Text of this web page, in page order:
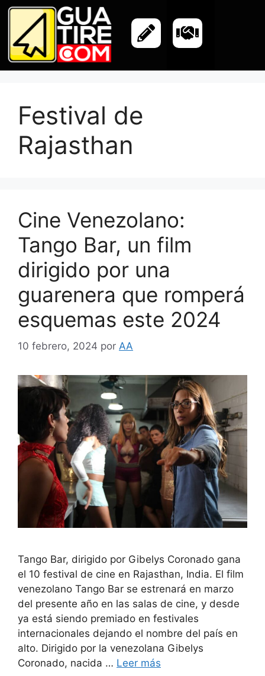
Festival de
Rajasthan
Cine Venezolano:
Tango Bar, un film
dirigido por una
guarenera que romperá
esquemas este 2024
10 febrero, 2024 por AA
Tango Bar, dirigido por Gibelys Coronado gana
el 10 festival de cine en Rajasthan, India. El film
venezolano Tango Bar se estrenará en marzo
del presente año en las salas de cine, y desde
ya está siendo premiado en festivales
internacionales dejando el nombre del país en
alto. Dirigido por la venezolana Gibelys
Coronado, nacida … Leer más